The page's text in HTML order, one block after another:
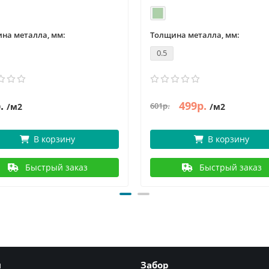
металла, мм:
/м2
В корзину
Быстрый заказ
Толщина металла, мм:
0.5
601р. 499р. /м2
В корзину
Быстрый заказ
Забор